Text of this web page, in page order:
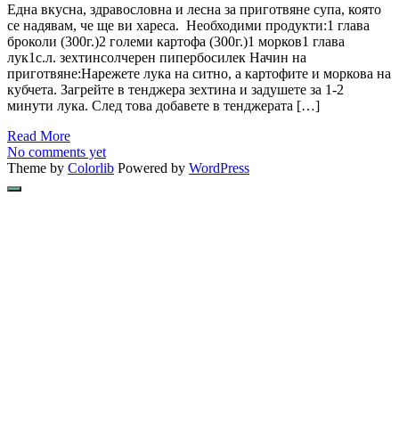
Една вкусна, здравословна и лесна за приготвяне супа, която
се надявам, че ще ви хареса. Необходими продукти:1 глава
броколи (300г.)2 големи картофа (300г.)1 морков1 глава
лук1с.л. зехтинсолчерен пипербосилек Начин на
приготвяне:Нарежете лука на ситно, а картофите и моркова на
кубчета. Загрейте в тенджера зехтина и задушете за 1-2
минути лука. След това добавете в тенджерата […]
Read More
No comments yet
Theme by Colorlib Powered by WordPress